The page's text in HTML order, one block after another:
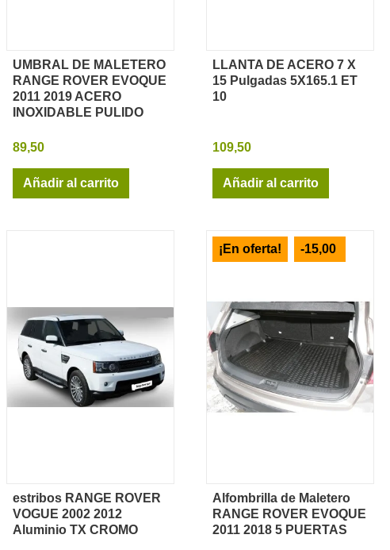
Vista rápida
UMBRAL DE MALETERO
RANGE ROVER EVOQUE
2011 2019 ACERO
INOXIDABLE PULIDO
89,50
Añadir al carrito
Vista rápida
LLANTA DE ACERO 7 X
15 Pulgadas 5X165.1 ET
10
109,50
Añadir al carrito
Vista rápida
estribos RANGE ROVER
VOGUE 2002 2012
Aluminio TX CROMO
¡En oferta! -15,00
Vista rápida
Alfombrilla de Maletero
RANGE ROVER EVOQUE
2011 2018 5 PUERTAS